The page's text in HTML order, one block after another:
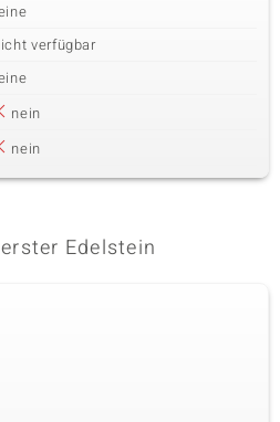
verfügbar
nein
nein
Edelstein